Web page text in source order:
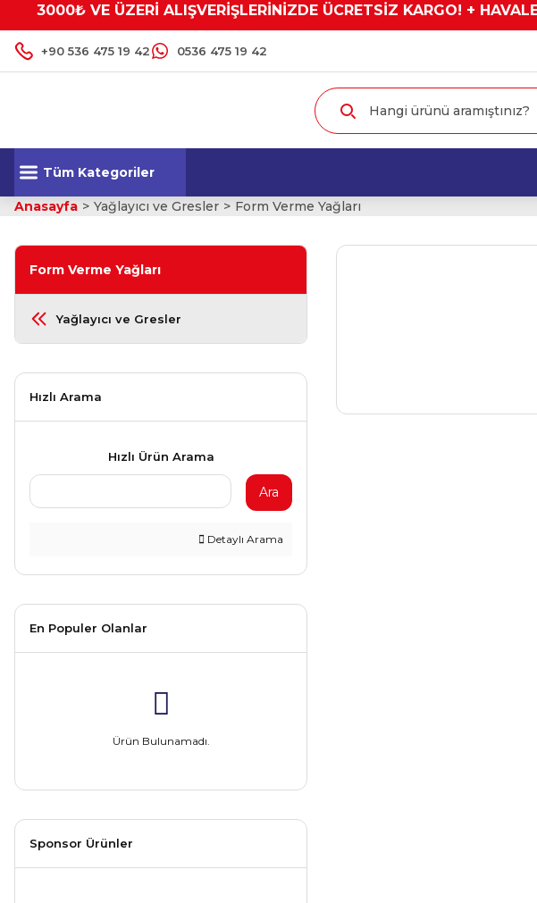
3000₺ VE ÜZERİ ALIŞVERİŞLERİNİZDE ÜCRETSİZ KARGO! +
+90 536 475 19 42 0536 475 19 42
Tüm Kategoriler
Anasayfa Yağlayıcı ve Gresler Form Verme Yağları
Form Verme Yağları
Yağlayıcı ve Gresler
Hızlı Arama
Hızlı Ürün Arama
Ara
Detaylı Arama
En Populer Olanlar
Ürün Bulunamadı.
Sponsor Ürünler